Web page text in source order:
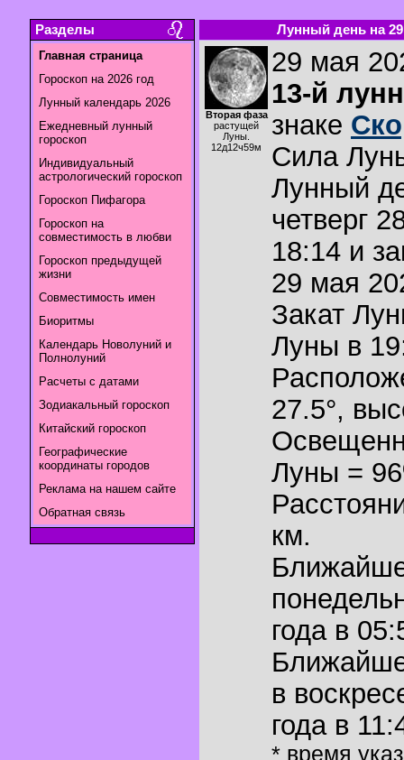
Разделы
Главная страница
Гороскоп на 2026 год
Лунный календарь 2026
Ежедневный лунный
гороскоп
Индивидуальный
астрологический гороскоп
Гороскоп Пифагора
Гороскоп на
совместимость в любви
Гороскоп предыдущей
жизни
Совместимость имен
Биоритмы
Календарь Новолуний и
Полнолуний
Расчеты с датами
Зодиакальный гороскоп
Китайский гороскоп
Географические
координаты городов
Реклама на нашем сайте
Обратная связь
Лунный день на
Вторая фаза
растущей
Луны.
12д12ч59м
29 мая
13-й
знаке
Сила
Лунный
четверг
18:14 и
29 мая
Закат
Луны в
27.5°,
Луны =
км.
года в
в
года в
* время